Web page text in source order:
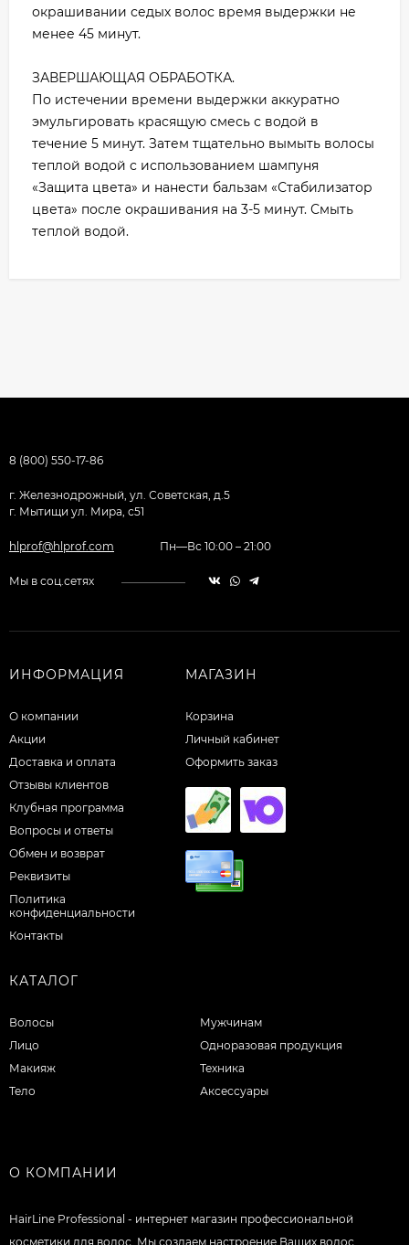
окрашивании седых волос время выдержки не
менее 45 минут.
ЗАВЕРШАЮЩАЯ ОБРАБОТКА.
По истечении времени выдержки аккуратно
эмульгировать красящую смесь с водой в
течение 5 минут. Затем тщательно вымыть волосы
теплой водой с использованием шампуня
«Защита цвета» и нанести бальзам «Стабилизатор
цвета» после окрашивания на 3-5 минут. Смыть
теплой водой.
8 (800) 550-17-86
г. Железнодрожный, ул. Советская, д.5
г. Мытищи ул. Мира, с51
hlprof@hlprof.com Пн—Вс 10:00 – 21:00
Мы в соц.сетях
ИНФОРМАЦИЯ
О компании
Акции
Доставка и оплата
Отзывы клиентов
Клубная программа
Вопросы и ответы
Обмен и возврат
Реквизиты
Политика
конфиденциальности
Контакты
МАГАЗИН
Корзина
Личный кабинет
Оформить заказ
КАТАЛОГ
Волосы
Лицо
Макияж
Тело
Мужчинам
Одноразовая продукция
Техника
Аксессуары
О КОМПАНИИ
HairLine Professional - интернет магазин профессиональной
косметики для волос. Мы создаем настроение Ваших волос.